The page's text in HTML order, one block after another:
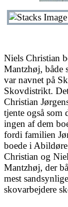
Niels Christian
Mantzhøj, både
var navnet på
Skovdistrikt.
Christian
tjente også som
ingen af dem
fordi familien
boede i
Christian og
Mantzhøj, der
mest
skovarbejdere